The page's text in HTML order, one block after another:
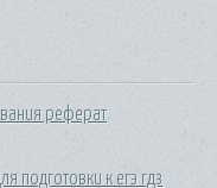
реферат
подготовки к егэ гдз